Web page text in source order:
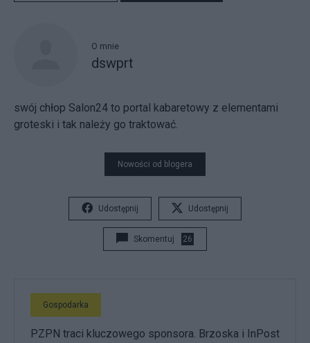
O mnie
dswprt
swój chłop Salon24 to portal kabaretowy z elementami
groteski i tak należy go traktować.
Nowości od blogera
Udostępnij Udostępnij
Skomentuj 26
Gospodarka
PZPN traci kluczowego sponsora. Brzoska i InPost